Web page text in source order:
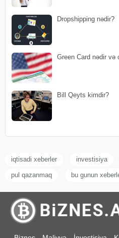
Dropshipping nədir?
Green Card nədir və
Bill Qeyts kimdir?
iqtisadi xeberler investisiya
pul qazanmaq bu gunun